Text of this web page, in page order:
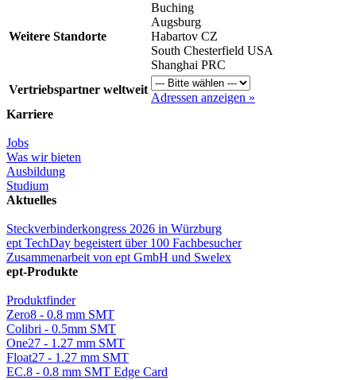
Weitere Standorte
Buching
Augsburg
Habartov CZ
South Chesterfield USA
Shanghai PRC
Vertriebspartner weltweit
Adressen anzeigen »
Karriere
Jobs
Was wir bieten
Ausbildung
Studium
Aktuelles
Steckverbinderkongress 2026 in Würzburg
ept TechDay begeistert über 100 Fachbesucher
Zusammenarbeit von ept GmbH und Swelex
ept-Produkte
Produktfinder
Zero8 - 0.8 mm SMT
Colibri - 0.5mm SMT
One27 - 1.27 mm SMT
Float27 - 1.27 mm SMT
EC.8 - 0.8 mm SMT Edge Card